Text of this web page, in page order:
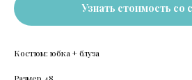
Узнать стоимость со
Костюм: юбка + блуза